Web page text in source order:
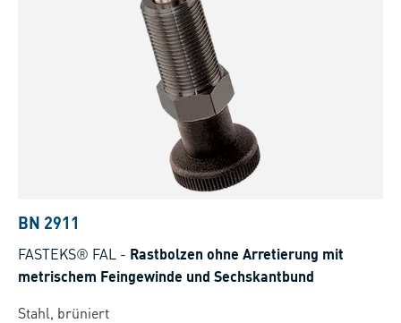
BN 2911
FASTEKS® FAL - Rastbolzen ohne Arretierung mit
metrischem Feingewinde und Sechskantbund
Stahl, brüniert